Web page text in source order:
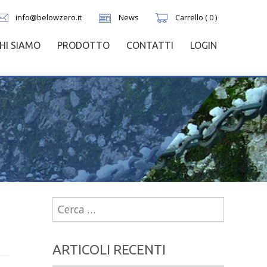
info@belowzero.it News Carrello ( 0 )
SIAMO PRODOTTO CONTATTI LOGIN
Ricerca
per:
ARTICOLI RECENTI